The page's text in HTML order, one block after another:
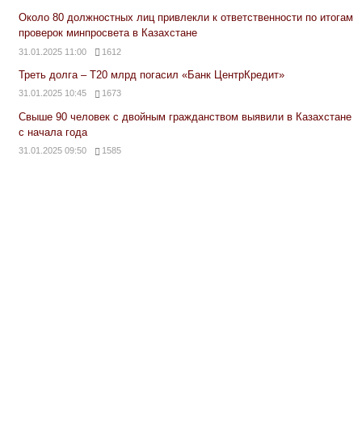
Около 80 должностных лиц привлекли к ответственности по итогам
проверок минпросвета в Казахстане
31.01.2025 11:00 1612
Треть долга – Т20 млрд погасил «Банк ЦентрКредит»
31.01.2025 10:45 1673
Свыше 90 человек с двойным гражданством выявили в Казахстане
с начала года
31.01.2025 09:50 1585